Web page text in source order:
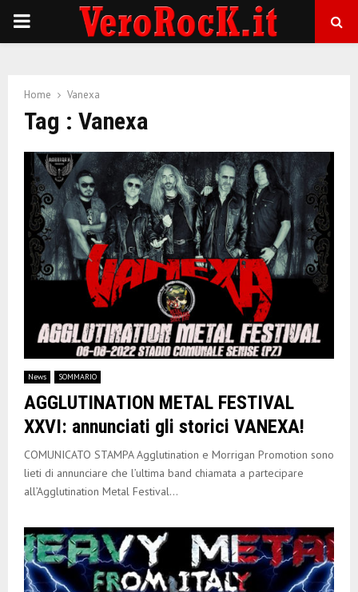
P
M
N
U
Home Vanexa
Tag : Vanexa
News SOMMARIO
AGGLUTINATION METAL FESTIVAL
XXVI: annunciati gli storici VANEXA!
COMUNICATO STAMPA Agglutination e Morrigan Promotion sono
lieti di annunciare che l’ultima band chiamata a partecipare
all’Agglutination Metal Festival...